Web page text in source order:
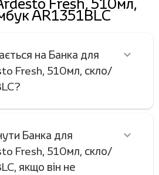
AR1351BLC
на Банка для
Fresh, 510мл, скло/
Банка для
Fresh, 510мл, скло/
якщо він не